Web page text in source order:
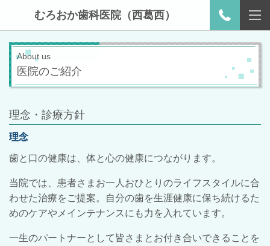
むろおか歯科医院（西葛西）
About us
医院のご紹介
理念・診療方針
理念
歯と口の健康は、体と心の健康につながります。
当院では、患者さまお一人おひとりのライフスタイルに合
わせた治療をご提案。
自分の歯を生涯健康に保ち続けるた
めのケアやメインテナンスにも力を入れています。
一生のパートナーとして皆さまとお付き合いできることを